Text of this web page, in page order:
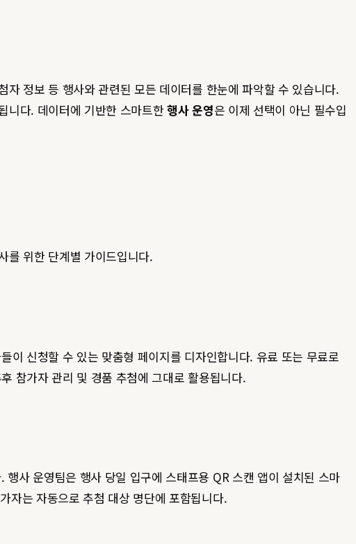
정보 등 행사와 관련된 모든 데이터를 한눈에 파악할 수 있습니다.
니다. 데이터에 기반한 스마트한행사 운영은 이제 선택이 아닌 필수입
를 위한 단계별 가이드입니다.
이 신청할 수 있는 맞춤형 페이지를 디자인합니다. 유료 또는 무료로
참가자 관리 및 경품 추첨에 그대로 활용됩니다.
사 운영팀은 행사 당일 입구에 스태프용 QR 스캔 앱이 설치된 스마
자는 자동으로 추첨 대상 명단에 포함됩니다.